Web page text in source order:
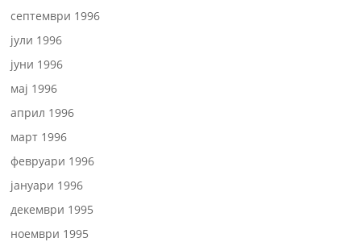
септември 1996
јули 1996
јуни 1996
мај 1996
април 1996
март 1996
февруари 1996
јануари 1996
декември 1995
ноември 1995